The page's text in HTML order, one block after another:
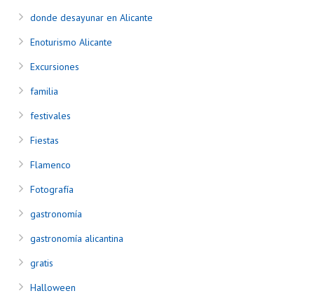
donde desayunar en Alicante
Enoturismo Alicante
Excursiones
familia
festivales
Fiestas
Flamenco
Fotografía
gastronomía
gastronomía alicantina
gratis
Halloween